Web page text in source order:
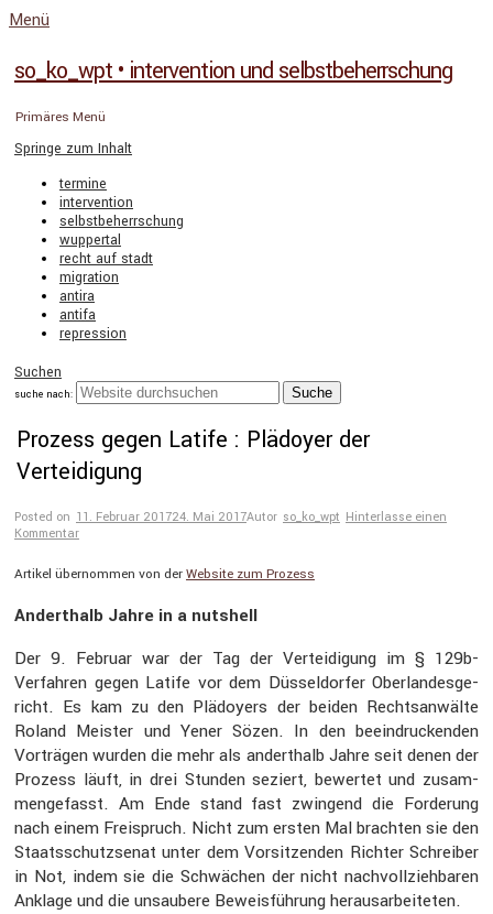
Menü
so_ko_wpt • intervention und selbstbeherrschung
Primäres Menü
Springe zum Inhalt
termine
intervention
selbstbeherrschung
wuppertal
recht auf stadt
migration
antira
antifa
repression
Suchen
suche nach:
Prozess gegen Latife : Plädoyer der
Verteidigung
Posted on 11. Februar 201724. Mai 2017Autor so_ko_wpt Hinterlasse einen
Kommentar
Artikel übernommen von derWebsite zum Prozess
Andert­halb Jahre in a nutshell
Der 9. Februar war der Tag der Vertei­di­gung im § 129b-
Verfahren gegen Latife vor dem Düssel­dorfer Oberlan­des­ge­
richt. Es kam zu den Plädoyers der beiden Rechts­an­wälte
Roland Meister und Yener Sözen. In den beein­dru­ckenden
Vorträgen wurden die mehr als andert­halb Jahre seit denen der
Prozess läuft, in drei Stunden seziert, bewertet und zusam­
men­ge­fasst. Am Ende stand fast zwingend die Forde­rung
nach einem Freispruch. Nicht zum ersten Mal brachten sie den
Staats­schutz­senat unter dem Vorsit­zenden Richter Schreiber
in Not, indem sie die Schwä­chen der nicht nachvoll­zieh­baren
Anklage und die unsau­bere Beweis­füh­rung heraus­ar­bei­teten.